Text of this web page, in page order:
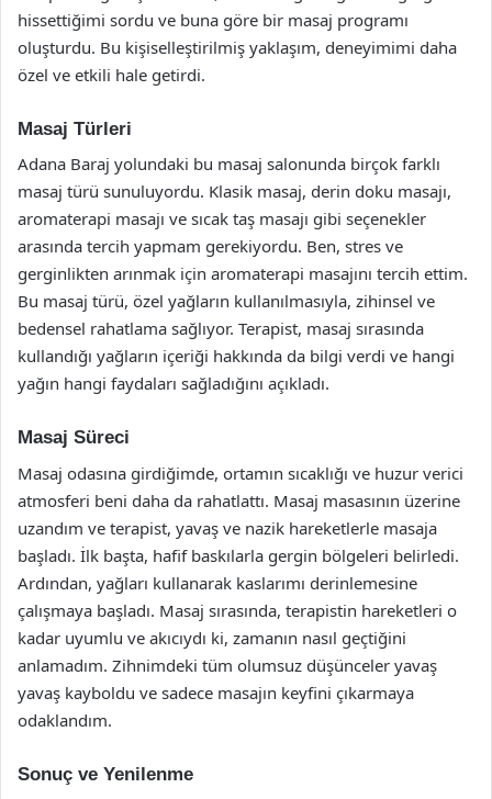
hissettiğimi sordu ve buna göre bir masaj programı
oluşturdu. Bu kişiselleştirilmiş yaklaşım, deneyimimi daha
özel ve etkili hale getirdi.
Masaj Türleri
Adana Baraj yolundaki bu masaj salonunda birçok farklı
masaj türü sunuluyordu. Klasik masaj, derin doku masajı,
aromaterapi masajı ve sıcak taş masajı gibi seçenekler
arasında tercih yapmam gerekiyordu. Ben, stres ve
gerginlikten arınmak için aromaterapi masajını tercih ettim.
Bu masaj türü, özel yağların kullanılmasıyla, zihinsel ve
bedensel rahatlama sağlıyor. Terapist, masaj sırasında
kullandığı yağların içeriği hakkında da bilgi verdi ve hangi
yağın hangi faydaları sağladığını açıkladı.
Masaj Süreci
Masaj odasına girdiğimde, ortamın sıcaklığı ve huzur verici
atmosferi beni daha da rahatlattı. Masaj masasının üzerine
uzandım ve terapist, yavaş ve nazik hareketlerle masaja
başladı. İlk başta, hafif baskılarla gergin bölgeleri belirledi.
Ardından, yağları kullanarak kaslarımı derinlemesine
çalışmaya başladı. Masaj sırasında, terapistin hareketleri o
kadar uyumlu ve akıcıydı ki, zamanın nasıl geçtiğini
anlamadım. Zihnimdeki tüm olumsuz düşünceler yavaş
yavaş kayboldu ve sadece masajın keyfini çıkarmaya
odaklandım.
Sonuç ve Yenilenme